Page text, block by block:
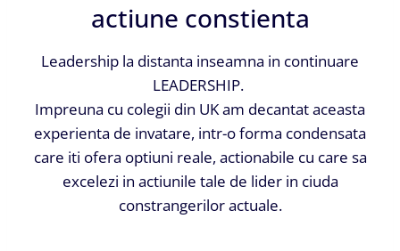
actiune constienta
Leadership la distanta inseamna in continuare
LEADERSHIP.
Impreuna cu colegii din UK am decantat aceasta
experienta de invatare, intr-o forma condensata
care iti ofera optiuni reale, actionabile cu care sa
excelezi in actiunile tale de lider in ciuda
constrangerilor actuale.